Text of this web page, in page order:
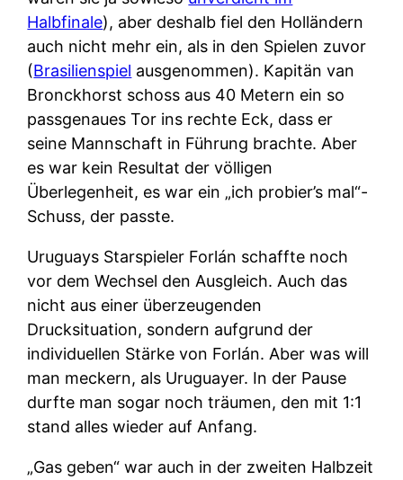
Halbfinale), aber deshalb fiel den Holländern
auch nicht mehr ein, als in den Spielen zuvor
(Brasilienspiel ausgenommen). Kapitän van
Bronckhorst schoss aus 40 Metern ein so
passgenaues Tor ins rechte Eck, dass er
seine Mannschaft in Führung brachte. Aber
es war kein Resultat der völligen
Überlegenheit, es war ein „ich probier’s mal“-
Schuss, der passte.
Uruguays Starspieler Forlán schaffte noch
vor dem Wechsel den Ausgleich. Auch das
nicht aus einer überzeugenden
Drucksituation, sondern aufgrund der
individuellen Stärke von Forlán. Aber was will
man meckern, als Uruguayer. In der Pause
durfte man sogar noch träumen, den mit 1:1
stand alles wieder auf Anfang.
„Gas geben“ war auch in der zweiten Halbzeit